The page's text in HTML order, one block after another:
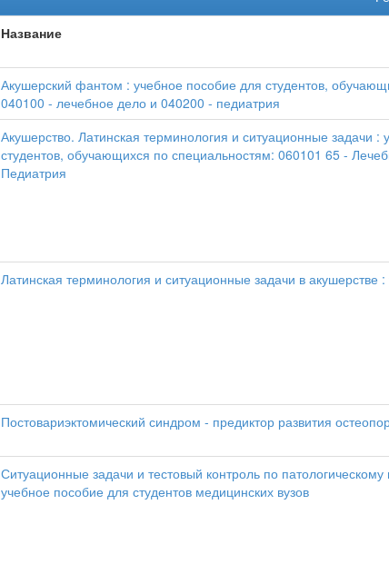
Название
Акушерский фантом : учебное пособие для студентов,
040100 - лечебное дело и 040200 - педиатрия
Акушерство. Латинская терминология и ситуационные задачи :
студентов, обучающихся по специальностям: 060101 65 -
Педиатрия
Латинская терминология и ситуационные задачи в акушерстве
Постовариэктомический синдром - предиктор развития
Ситуационные задачи и тестовый контроль по
учебное пособие для студентов медицинских вузов